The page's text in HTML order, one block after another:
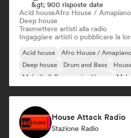
&gt; 900 risposte date
Acid houseAfro House / Amapiano
Deep house
Trasmettere artisti alla radio
Ingaggiare artisti o pubblicare la
Acid house Afro House / Amapiano
Deep house
Drum and Bass
Melodic & Progressive House
House Attack Radio
Stazione Radio